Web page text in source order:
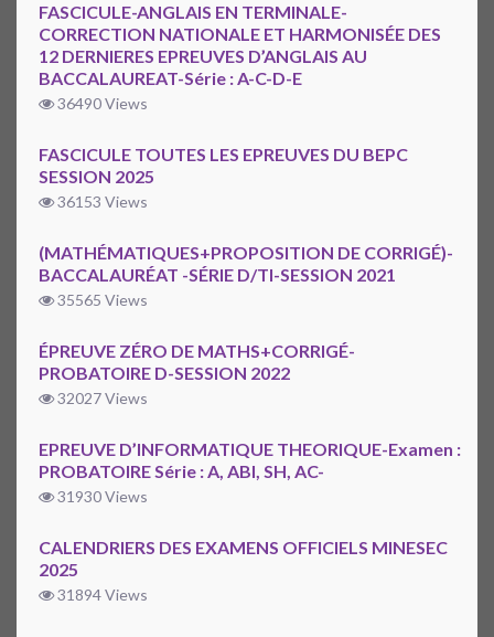
FASCICULE-ANGLAIS EN TERMINALE-
CORRECTION NATIONALE ET HARMONISÉE DES
12 DERNIERES EPREUVES D’ANGLAIS AU
BACCALAUREAT-Série : A-C-D-E
36490 Views
FASCICULE TOUTES LES EPREUVES DU BEPC
SESSION 2025
36153 Views
(MATHÉMATIQUES+PROPOSITION DE CORRIGÉ)-
BACCALAURÉAT -SÉRIE D/TI-SESSION 2021
35565 Views
ÉPREUVE ZÉRO DE MATHS+CORRIGÉ-
PROBATOIRE D-SESSION 2022
32027 Views
EPREUVE D’INFORMATIQUE THEORIQUE-Examen :
PROBATOIRE Série : A, ABI, SH, AC-
31930 Views
CALENDRIERS DES EXAMENS OFFICIELS MINESEC
2025
31894 Views